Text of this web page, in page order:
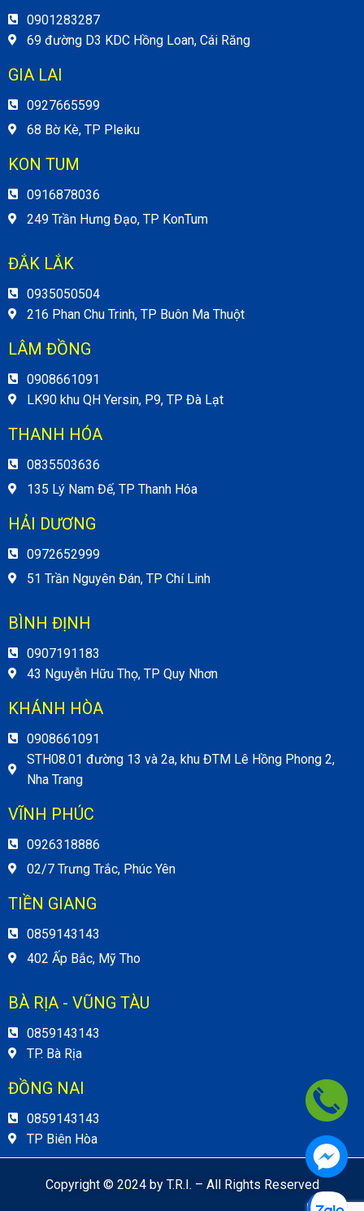
0901283287
69 đường D3 KDC Hồng Loan, Cái Răng
GIA LAI
0927665599
68 Bờ Kè, TP Pleiku
KON TUM
0916878036
249 Trần Hưng Đạo, TP KonTum
ĐẮK LẮK
0935050504
216 Phan Chu Trinh, TP Buôn Ma Thuột
LÂM ĐỒNG
0908661091
LK90 khu QH Yersin, P9, TP Đà Lạt
THANH HÓA
0835503636
135 Lý Nam Đế, TP Thanh Hóa
HẢI DƯƠNG
0972652999
51 Trần Nguyên Đán, TP Chí Linh
BÌNH ĐỊNH
0907191183
43 Nguyễn Hữu Thọ, TP Quy Nhơn
KHÁNH HÒA
0908661091
STH08.01 đường 13 và 2a, khu ĐTM Lê Hồng Phong 2,
Nha Trang
VĨNH PHÚC
0926318886
02/7 Trưng Trắc, Phúc Yên
TIỀN GIANG
0859143143
402 Ấp Bắc, Mỹ Tho
BÀ RỊA - VŨNG TÀU
0859143143
TP. Bà Rịa
ĐỒNG NAI
0859143143
TP Biên Hòa
Copyright © 2024 by T.R.I. – All Rights Reserved